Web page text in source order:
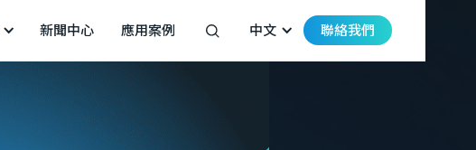
新聞中心 應用案例 中文 聯絡我們